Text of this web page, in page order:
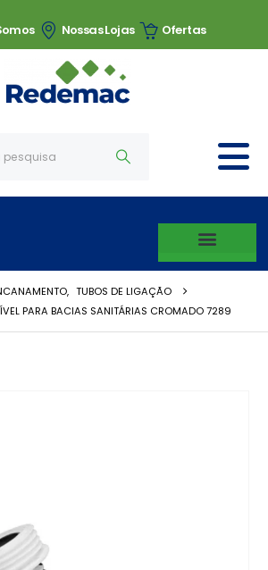
Nossas Lojas Ofertas
, TUBOS DE LIGAÇÃO
PARA BACIAS SANITÁRIAS CROMADO 7289